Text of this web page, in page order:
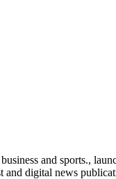
and sports.,
digital news